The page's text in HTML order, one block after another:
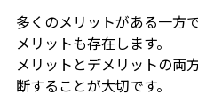
多くのメリットがある一方
メリットも存在します。
メリットとデメリットの両
断することが大切です。